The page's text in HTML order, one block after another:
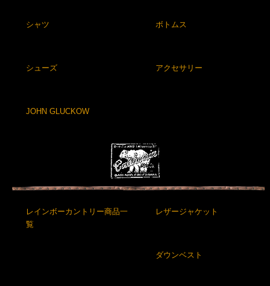
シャツ ボトムス
シューズ アクセサリー
JOHN GLUCKOW
レインボーカントリー商品一
覧
レザージャケット
ダウンベスト